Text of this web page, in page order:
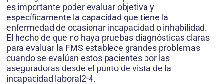
es importante poder evaluar objetiva y
específicamente la capacidad que tiene la
enfermedad de ocasionar incapacidad o inhabilidad.
El hecho de que no haya pruebas diagnósticas claras
para evaluar la FMS establece grandes problemas
cuando se evalúan estos pacientes por las
aseguradoras desde el punto de vista de la
incapacidad laboral2-4.